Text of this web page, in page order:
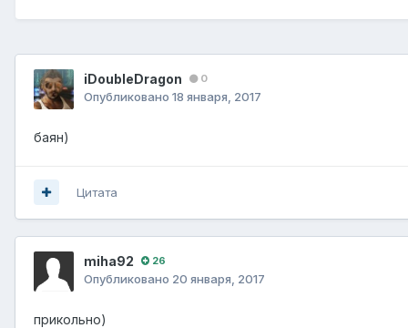
iDoubleDragon 0
Опубликовано 18 января, 2017
баян)
Цитата
miha92 26
Опубликовано 20 января, 2017
прикольно)